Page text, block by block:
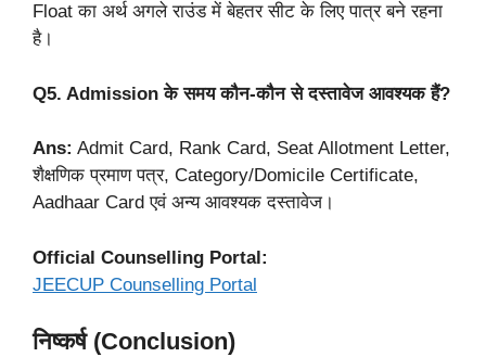
Float का अर्थ अगले राउंड में बेहतर सीट के लिए पात्र बने रहना
है।
Q5. Admission के समय कौन-कौन से दस्तावेज आवश्यक हैं?
Ans: Admit Card, Rank Card, Seat Allotment Letter,
शैक्षणिक प्रमाण पत्र, Category/Domicile Certificate,
Aadhaar Card एवं अन्य आवश्यक दस्तावेज।
Official Counselling Portal:
JEECUP Counselling Portal
निष्कर्ष (Conclusion)